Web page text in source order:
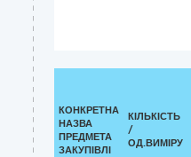
КОНКРЕТНА
НАЗВА
ПРЕДМЕТА
ЗАКУПІВЛІ
КІЛЬКІСТЬ
/
ОД.ВИМІРУ